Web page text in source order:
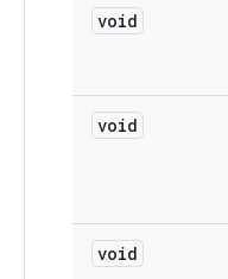
void
void
void